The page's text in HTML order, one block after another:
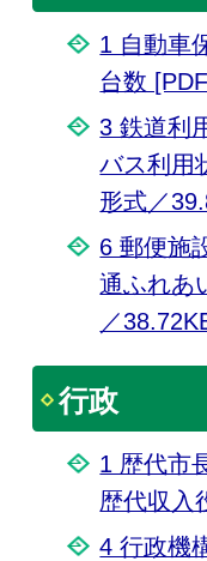
1 自動車
台数
3 鉄道利
バス利用
形式／
6 郵便施
通ふれあ
／
行政
1 歴代市
歴代収入
4 行政機